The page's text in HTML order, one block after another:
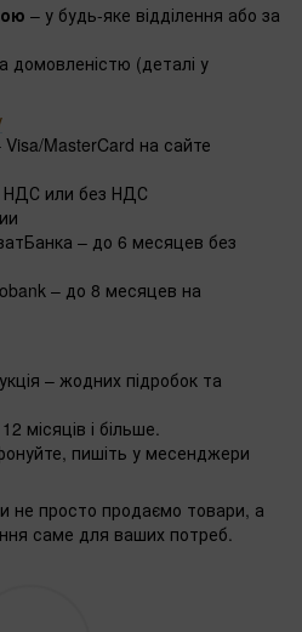
– у будь-яке відділення або за
домовленістю (деталі у
MasterCard на сайте
НДС или без НДС
– до 6 месяцев без
– до 8 месяцев на
– жодних підробок та
місяців і більше.
пишіть у месенджери
не просто продаємо товари, а
саме для ваших потреб.